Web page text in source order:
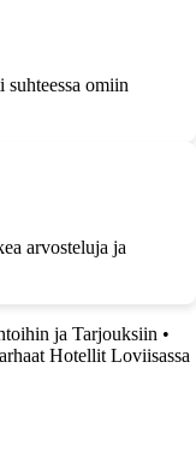
omiin
arvosteluja ja
ja Tarjouksiin •
Hotellit Loviisassa